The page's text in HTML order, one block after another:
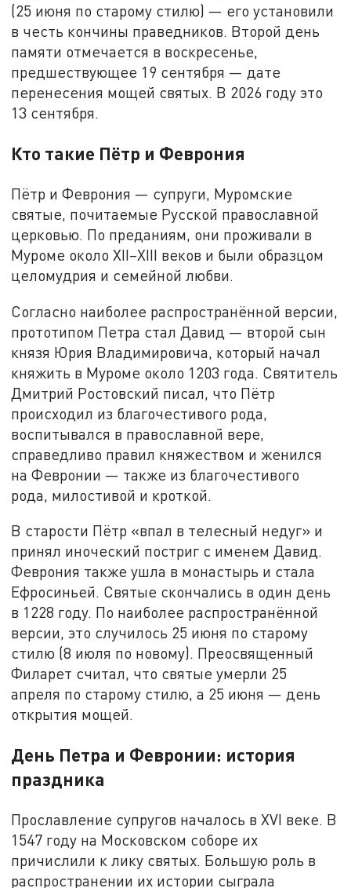
(25 июня по старому стилю) — его установили
в честь кончины праведников. Второй день
памяти отмечается в воскресенье,
предшествующее 19 сентября — дате
перенесения мощей святых. В 2026 году это
13 сентября.
Кто такие Пётр и Феврония
Пётр и Феврония — супруги, Муромские
святые, почитаемые Русской православной
церковью. По преданиям, они проживали в
Муроме около XII–XIII веков и были образцом
целомудрия и семейной любви.
Согласно наиболее распространённой версии,
прототипом Петра стал Давид — второй сын
князя Юрия Владимировича, который начал
княжить в Муроме около 1203 года. Святитель
Дмитрий Ростовский писал, что Пётр
происходил из благочестивого рода,
воспитывался в православной вере,
справедливо правил княжеством и женился
на Февронии — также из благочестивого
рода, милостивой и кроткой.
В старости Пётр «впал в телесный недуг» и
принял иноческий постриг с именем Давид.
Феврония также ушла в монастырь и стала
Ефросиньей. Святые скончались в один день
в 1228 году. По наиболее распространённой
версии, это случилось 25 июня по старому
стилю (8 июля по новому). Преосвященный
Филарет считал, что святые умерли 25
апреля по старому стилю, а 25 июня — день
открытия мощей.
День Петра и Февронии: история
праздника
Прославление супругов началось в XVI веке. В
1547 году на Московском соборе их
причислили к лику святых. Большую роль в
распространении их истории сыграла